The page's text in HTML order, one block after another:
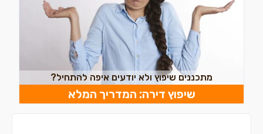
מתכננים שיפוץ ולא יודעים איפה להתחיל?
שיפוץ דירה: המדריך המלא